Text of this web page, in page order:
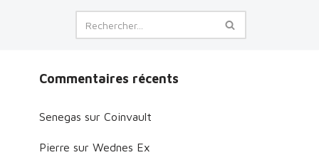
Commentaires récents
Senegas sur Coinvault
Pierre sur Wednes Ex